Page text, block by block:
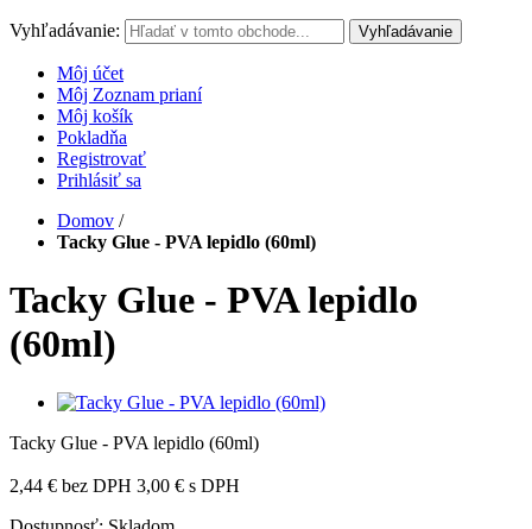
Vyhľadávanie: Vyhľadávanie
Môj účet
Môj Zoznam prianí
Môj košík
Pokladňa
Registrovať
Prihlásiť sa
Domov /
Tacky Glue - PVA lepidlo (60ml)
Tacky Glue - PVA lepidlo
(60ml)
Tacky Glue - PVA lepidlo (60ml)
2,44 € bez DPH 3,00 € s DPH